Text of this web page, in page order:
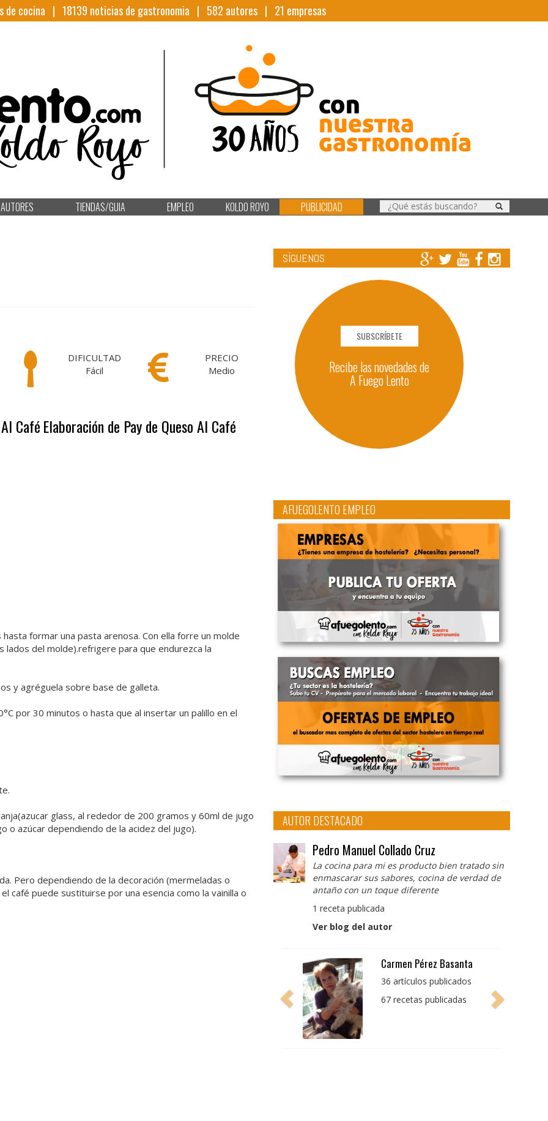
de cocina | 18139 noticias de gastronomia | 582 autores | 21 empresas
AUTORES TIENDAS/GUIA EMPLEO KOLDO ROYO PUBLICIDAD
DIFICULTAD
Fácil
PRECIO
Medio
CaféElaboración de Pay de Queso Al Café
formar una pasta arenosa. Con ella forre un molde
del molde).refrigere para que endurezca la
y agréguela sobre base de galleta.
por 30 minutos o hasta que al insertar un palillo en el
glass, al rededor de 200 gramos y 60ml de jugo
o azúcar dependiendo de la acidez del jugo).
Pero dependiendo de la decoración (mermeladas o
café puede sustituirse por una esencia como la vainilla o
SÍGUENOS
SUBSCRÍBETE
Recibe las novedades de
A Fuego Lento
AFUEGOLENTO EMPLEO
AUTOR DESTACADO
Pedro Manuel Collado Cruz
La cocina para mi es producto bien tratado sin
enmascarar sus sabores, cocina de verdad de
antaño con un toque diferente
1 receta publicada
Ver blog del autor
Pedro Manuel Collado
Cruz
producto bien tratado